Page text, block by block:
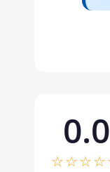
0.0